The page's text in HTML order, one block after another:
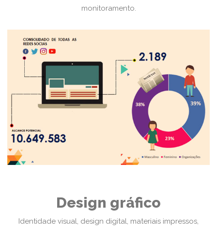
monitoramento.
Design gráfico
Identidade visual, design digital, materiais impressos,